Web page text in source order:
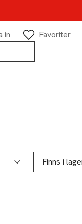
in
Favoriter
Finns i